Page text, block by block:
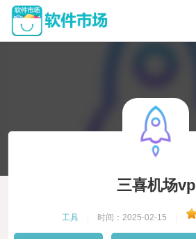
三喜机场vp
工具 时间：2025-02-15